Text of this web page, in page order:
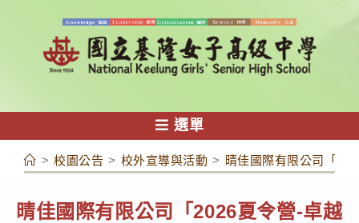
容
選單
> 校園公告 > 校外宣導與活動 > 晴佳國際有限公司「
晴佳國際有限公司「2026夏令營-卓越